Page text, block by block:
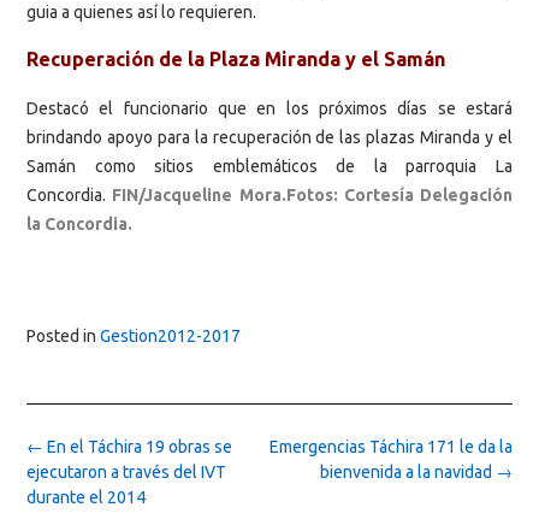
guia a quienes así lo requieren.
Recuperación de la Plaza Miranda y el Samán
Destacó el funcionario que en los próximos días se estará
brindando apoyo para la recuperación de las plazas Miranda y el
Samán como sitios emblemáticos de la parroquia La
Concordia. FIN/Jacqueline Mora.Fotos: Cortesía Delegación
la Concordia.
Posted in Gestion2012-2017
Post
navigation
Emergencias Táchira 171 le da la
bienvenida a la navidad →
← En el Táchira 19 obras se
ejecutaron a través del IVT
durante el 2014